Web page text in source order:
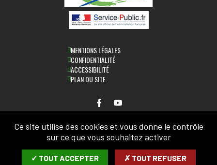
MENTIONS LÉGALES
CONFIDENTIALITÉ
ACCESSIBILITÉ
PLAN DU SITE
NEWSLETTER
SAISIR VOTRE ADRESSE MAIL:
Ce site utilise des cookies et vous donne le contrôle
sur ce que vous souhaitez activer
✓ TOUT ACCEPTER ✗ TOUT REFUSER